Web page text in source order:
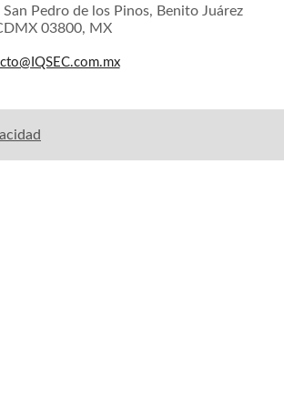
Pedro de los Pinos, Benito Juárez
03800, MX